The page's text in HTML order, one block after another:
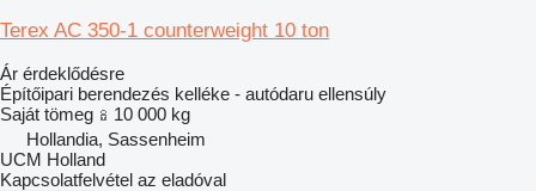
Terex AC 350-1 counterweight 10 ton
Ár érdeklődésre
Építőipari berendezés kelléke - autódaru ellensúly
Saját tömeg
10 000 kg
Hollandia, Sassenheim
UCM Holland
Kapcsolatfelvétel az eladóval